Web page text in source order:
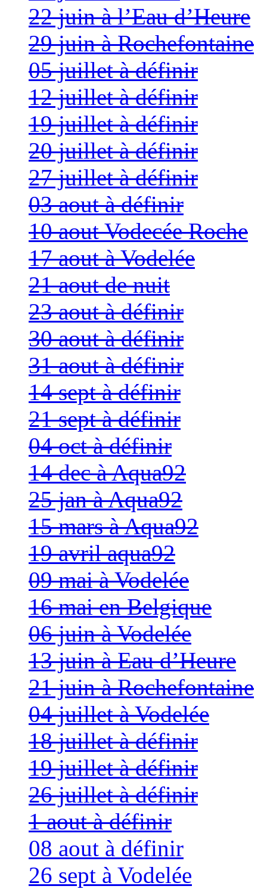
22 juin à l’Eau d’Heure
29 juin à Rochefontaine
05 juillet à définir
12 juillet à définir
19 juillet à définir
20 juillet à définir
27 juillet à définir
03 aout à définir
10 aout Vodecée Roche
17 aout à Vodelée
21 aout de nuit
23 aout à définir
30 aout à définir
31 aout à définir
14 sept à définir
21 sept à définir
04 oct à définir
14 dec à Aqua92
25 jan à Aqua92
15 mars à Aqua92
19 avril aqua92
09 mai à Vodelée
16 mai en Belgique
06 juin à Vodelée
13 juin à Eau d’Heure
21 juin à Rochefontaine
04 juillet à Vodelée
18 juillet à définir
19 juillet à définir
26 juillet à définir
1 aout à définir
08 aout à définir
26 sept à Vodelée